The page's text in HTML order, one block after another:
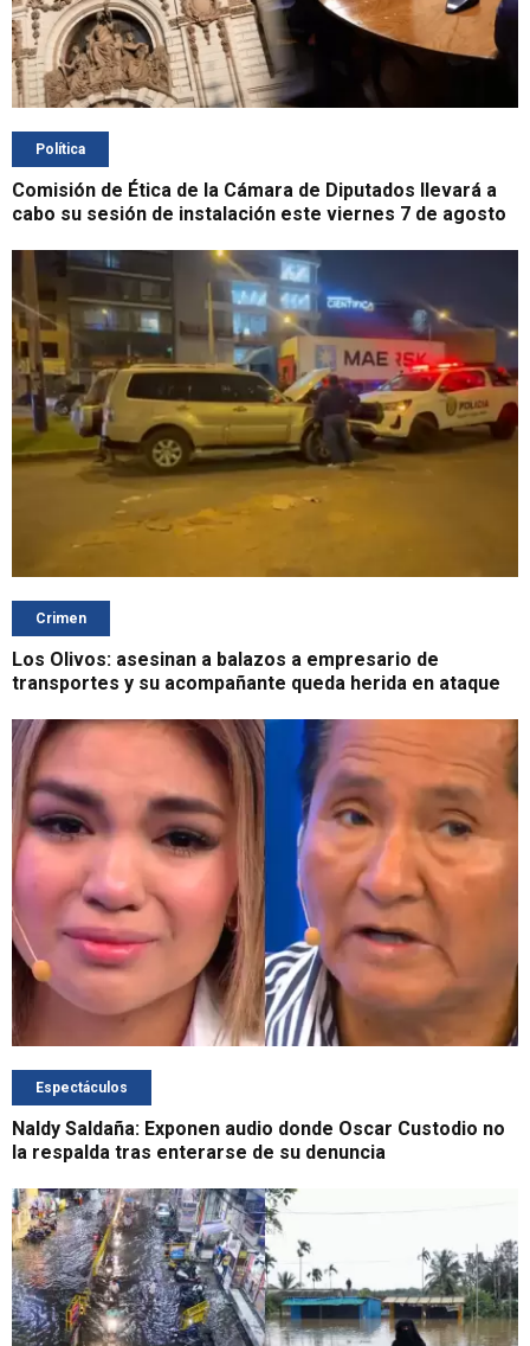
Política
Comisión de Ética de la Cámara de Diputados llevará a
cabo su sesión de instalación este viernes 7 de agosto
Crimen
Los Olivos: asesinan a balazos a empresario de
transportes y su acompañante queda herida en ataque
Espectáculos
Naldy Saldaña: Exponen audio donde Oscar Custodio no
la respalda tras enterarse de su denuncia